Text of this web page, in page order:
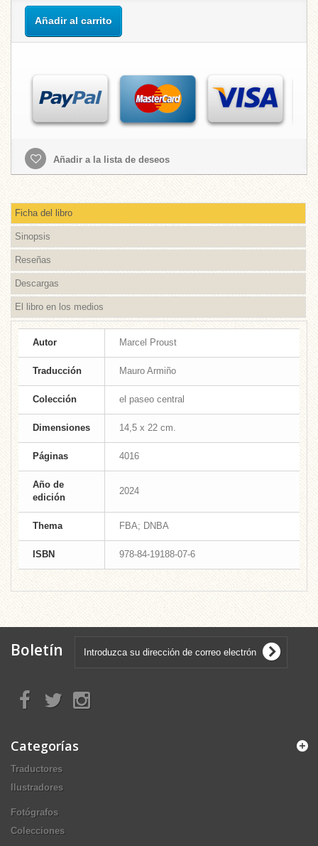
Añadir al carrito
Añadir a la lista de deseos
Ficha del libro
Sinopsis
Reseñas
Descargas
El libro en los medios
Autor Marcel Proust
Traducción Mauro Armiño
Colección el paseo central
Dimensiones 14,5 x 22 cm.
Páginas 4016
Año de
edición
2024
Thema FBA; DNBA
ISBN 978-84-19188-07-6
Boletín
Categorías
Traductores
Ilustradores
Fotógrafos
Colecciones